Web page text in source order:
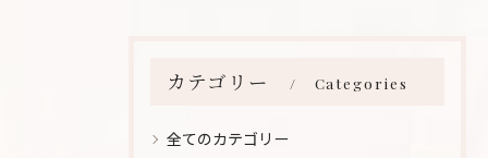
カテゴリー Categories
全てのカテゴリー